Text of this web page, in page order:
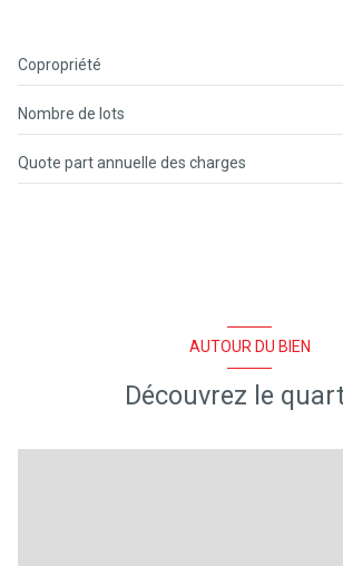
Copropriété
Nombre de lots
Quote part annuelle des charges
AUTOUR DU BIEN
Découvrez le